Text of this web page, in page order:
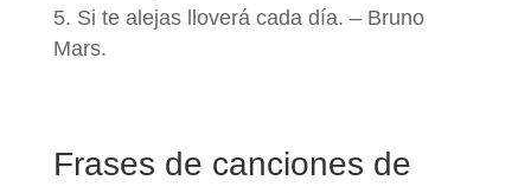
Si te alejas lloverá cada día. – Bruno
Mars.
Frases de canciones de